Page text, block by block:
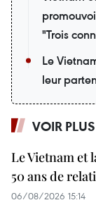
"Trois
Le
leur
VOIR PLUS
Le Vietnam et
50 ans de
06/08/2026 15:14